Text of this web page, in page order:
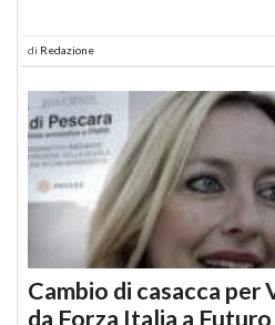
di Redazione
Cambio di casacca per
da Forza Italia a